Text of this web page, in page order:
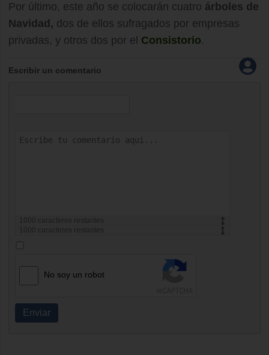
Por último, este año se colocarán cuatro árboles de
Navidad, dos de ellos sufragados por empresas
privadas, y otros dos por el Consistorio.
Escribir un comentario
caracteres restantes
caracteres restantes
No soy un robot
Enviar